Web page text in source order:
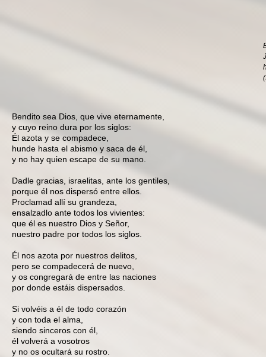
Bendito sea Dios, que vive eternamente,
y cuyo reino dura por los siglos:
Él azota y se compadece,
hunde hasta el abismo y saca de él,
y no hay quien escape de su mano.
Dadle gracias, israelitas, ante los gentiles,
porque él nos dispersó entre ellos.
Proclamad allí su grandeza,
ensalzadlo ante todos los vivientes:
que él es nuestro Dios y Señor,
nuestro padre por todos los siglos.
Él nos azota por nuestros delitos,
pero se compadecerá de nuevo,
y os congregará de entre las naciones
por donde estáis dispersados.
Si volvéis a él de todo corazón
y con toda el alma,
siendo sinceros con él,
él volverá a vosotros
y no os ocultará su rostro.